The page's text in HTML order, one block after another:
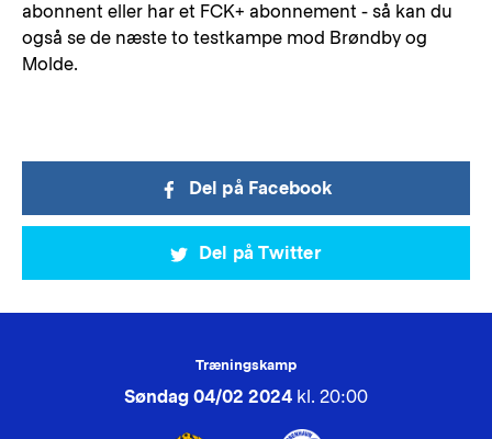
abonnent eller har et FCK+ abonnement - så kan du
også se de næste to testkampe mod Brøndby og
Molde.
Del på Facebook
Del på Twitter
Træningskamp
Søndag 04/02 2024 kl. 20:00